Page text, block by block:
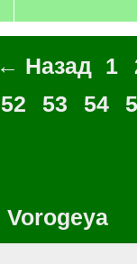
← Назад 1
52 53 54
Vorogeya